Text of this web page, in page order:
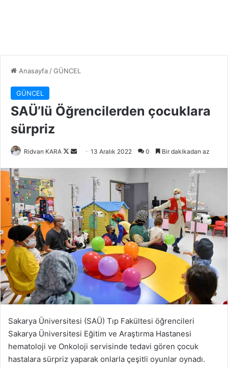
Anasayfa /GÜNCEL
GÜNCEL
SAÜ’lü Öğrencilerden çocuklara
sürpriz
Ridvan KARA
Follow
Bir
göndermek
13 Aralık 2022 0 Bir dakikadan az
Sakarya Üniversitesi (SAÜ) Tıp Fakültesi öğrencileri
Sakarya Üniversitesi Eğitim ve Araştırma Hastanesi
hematoloji ve Onkoloji servisinde tedavi gören çocuk
hastalara sürpriz yaparak onlarla çeşitli oyunlar oynadı.